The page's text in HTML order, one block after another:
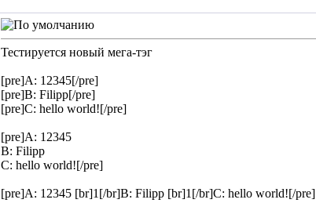
Тестируется новый мега-тэг
[pre]A: 12345[/pre]
[pre]B: Filipp[/pre]
[pre]C: hello world![/pre]
[pre]A: 12345
B: Filipp
C: hello world![/pre]
[pre]A: 12345 [br]1[/br]B: Filipp [br]1[/br]C: hello world![/pre]